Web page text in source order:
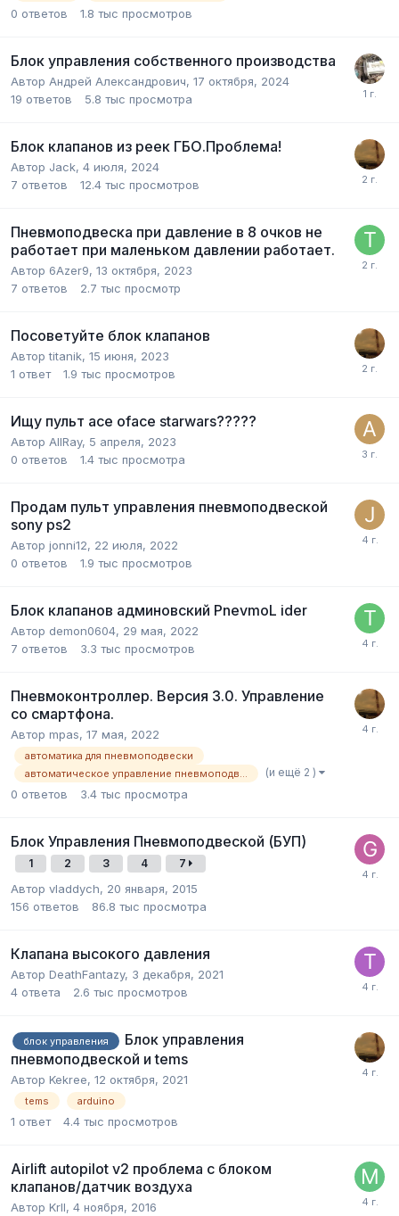
0 ответов 1.8 тыс просмотров
Блок управления собственного производства
Автор Андрей Александрович, 17 октября, 2024
19 ответов 5.8 тыс просмотра
Блок клапанов из реек ГБО.Проблема!
Автор Jack, 4 июля, 2024
7 ответов 12.4 тыс просмотров
Пневмоподвеска при давление в 8 очков не
работает при маленьком давлении работает.
Автор 6Azer9, 13 октября, 2023
7 ответов 2.7 тыс просмотр
Посоветуйте блок клапанов
Авторtitanik, 15 июня, 2023
1 ответ 1.9 тыс просмотров
Ищу пульт ace oface starwars?????
Автор AllRay, 5 апреля, 2023
0 ответов 1.4 тыс просмотра
Продам пульт управления пневмоподвеской
sony ps2
Автор jonni12, 22 июля, 2022
0 ответов 1.9 тыс просмотров
Блок клапанов админовский PnevmoL ider
Автор demon0604, 29 мая, 2022
7 ответов 3.3 тыс просмотров
Пневмоконтроллер. Версия 3.0. Управление
со смартфона.
Автор mpas, 17 мая, 2022
автоматика для пневмоподвески
(и ещё 2 )
0 ответов 3.4 тыс просмотра
Блок Управления Пневмоподвеской (БУП)
1 2 3 4 7
Автор vladdych, 20 января, 2015
156 ответов 86.8 тыс просмотра
Клапана высокого давления
Автор DeathFantazy, 3 декабря, 2021
4 ответа 2.6 тыс просмотров
блок управления
Блок управления
пневмоподвеской и tems
Автор Kekree, 12 октября, 2021
tems arduino
1 ответ 4.4 тыс просмотров
Airlift autopilot v2 проблема с блоком
клапанов/датчик воздуха
Автор Krll, 4 ноября, 2016